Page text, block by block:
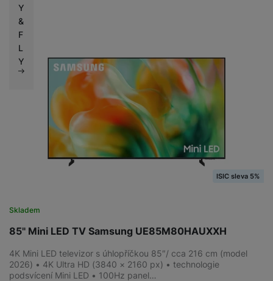
Y
&
F
L
Y
85" Mini LED TV Samsung UE85M80HAUXXH
Skladem
ISIC sleva 5%
4K Mini LED televizor s úhlopříčkou 85″/ cca 216 cm (model
2026) • 4K Ultra HD (3840 × 2160 px) • technologie
podsvícení Mini LED • 100Hz panel…